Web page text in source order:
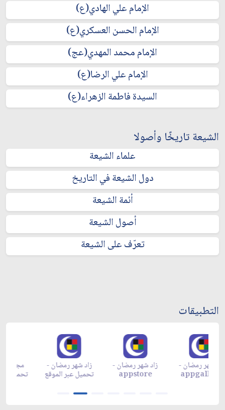
الإمام علي الهادي(ع)
الإمام الحسن العسكري(ع)
الإمام محمد المهدي(عج)
الإمام علي الرضا(ع)
السيدة فاطمة الزهراء(ع)
الشيعة تاريخًا وأصولا
علماء الشيعة
دول الشيعة في التاريخ
أئمة الشيعة
أصول الشيعة
تعرّف على الشيعة
التطبيقات
زاد شهر رمضان -
تحميل عبر الموقع
زاد شهر رمضان -
appstore
زاد شهر رمضان -
appgallery